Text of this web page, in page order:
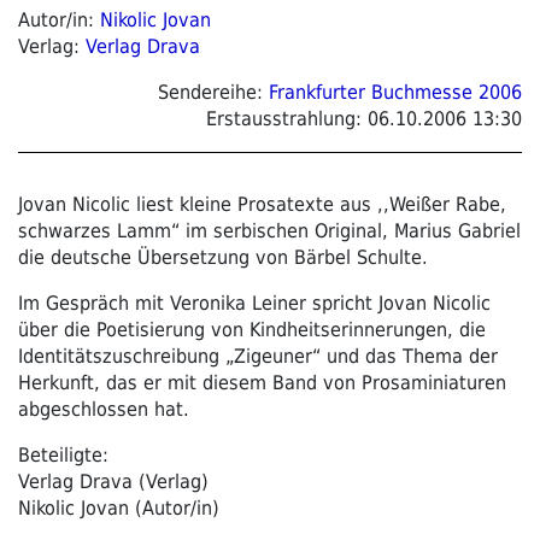
Autor/in: Nikolic Jovan
Verlag: Verlag Drava
Sendereihe: Frankfurter Buchmesse 2006
Erstausstrahlung: 06.10.2006 13:30
Jovan Nicolic liest kleine Prosatexte aus ,,Weißer Rabe,
schwarzes Lamm“ im serbischen Original, Marius Gabriel
die deutsche Übersetzung von Bärbel Schulte.
Im Gespräch mit Veronika Leiner spricht Jovan Nicolic
über die Poetisierung von Kindheitserinnerungen, die
Identitätszuschreibung „Zigeuner“ und das Thema der
Herkunft, das er mit diesem Band von Prosaminiaturen
abgeschlossen hat.
Beteiligte:
Verlag Drava (Verlag)
Nikolic Jovan (Autor/in)